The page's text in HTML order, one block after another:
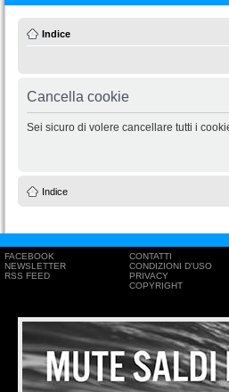
Indice
Cancella cookie
Sei sicuro di volere cancellare tutti i
Indice
FACEBOOK
NEWSLETTER
RSS FEED
CONTATTI
CONDIZIONI D'USO
PRIVACY
COPYRIGHT